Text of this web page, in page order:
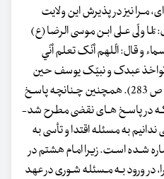
مـرا نیز در پذیرش این ولایت
ولّی عـلی ابـن موسی الرضا (ع)
و قال: الّلهم أنّک تعلم أنّي
تواخذ عبدک و نبیّک یوسف حین
دفع إلی ولایة مصر» ( بحرانی، ج22، ص 283). همچنین چـنانچه پاسـخ
در پاسـخ هـای نقضی مطرح شد-
به مسئله اقتدا و تأسی به
شـده اسـت. زیرا امام هشتم در
در ورود بـه مـسئله شـوری در عهد